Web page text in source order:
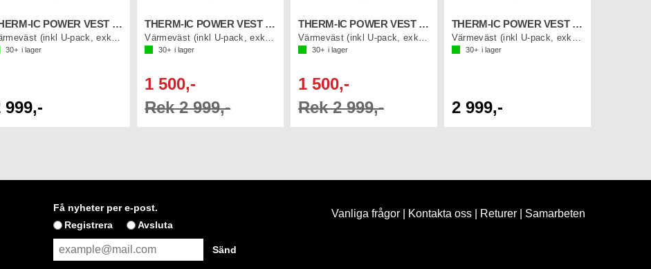
THERM-IC POWER VEST HEAT MEN
Värmeväst (inkl U-pack, exkl.Powerbank)
30+ i lager
999,-
THERM-IC POWER VEST HEAT WOMEN
Värmeväst (inkl U-pack, exkl.Powerbank)
30+ i lager
1 500,-
Rek 2 999,-
THERM-IC POWER VEST HEAT MEN
Värmeväst (inkl U-pack, exkl.Powerbank)
30+ i lager
1 500,-
Rek 2 999,-
THERM-IC POWER VEST HEAT WOMEN
Värmeväst (inkl U-pack, exkl.Powerbank)
30+ i lager
2 999,-
Få nyheter per e-post.
Registrera
Avsluta
Vanliga frågor| Kontakta oss| Returer| Samarbeten